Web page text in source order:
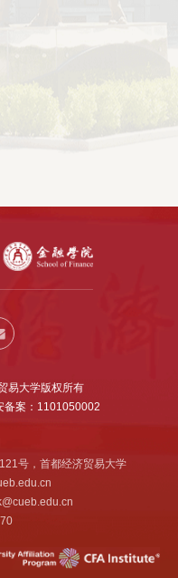
易大学版权所有
案：1101050002
号，首都经济贸易大学